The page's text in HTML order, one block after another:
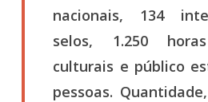
nacionais, 134
selos, 1.250
culturais e público
pessoas.